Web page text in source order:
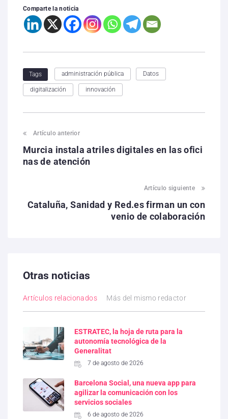
Comparte la noticia
Tags administración pública Datos
digitalización innovación
Artículo anterior
Murcia instala atriles digitales en las ofici
nas de atención
Artículo siguiente
Cataluña, Sanidad y Red.es firman un con
venio de colaboración
Otras noticias
Artículos relacionados Más del mismo redactor
ESTRATEC, la hoja de ruta para la
autonomía tecnológica de la
Generalitat
7 de agosto de 2026
Barcelona Social, una nueva app para
agilizar la comunicación con los
servicios sociales
6 de agosto de 2026